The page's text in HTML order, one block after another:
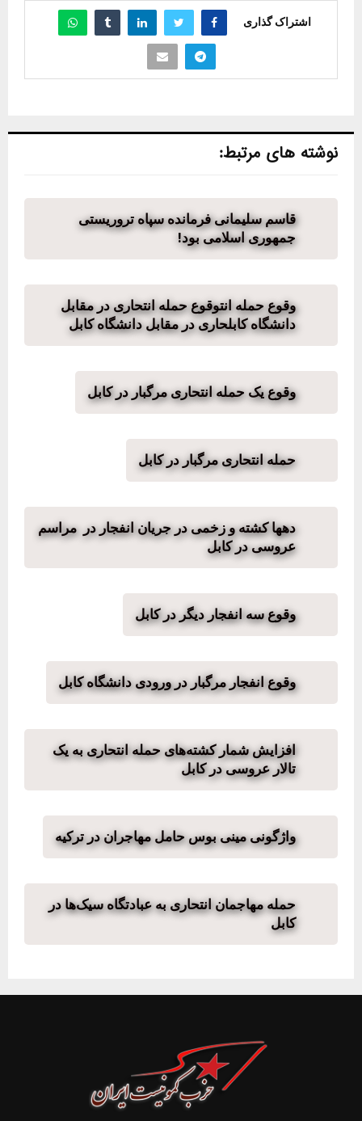
اشتراک گذاری
نوشته های مرتبط:
قاسم سلیمانی فرمانده سپاه تروریستی
جمهوری اسلامی بود!
وقوع حمله انتوقوع حمله انتحاری در مقابل
دانشگاه کابلحاری در مقابل دانشگاه کابل
وقوع یک حمله انتحاری مرگبار در کابل
حمله انتحاری مرگبار در کابل
دهها کشته و زخمی در جریان انفجار در مراسم
عروسی در کابل
وقوع سه انفجار دیگر در کابل
وقوع انفجار مرگبار در ورودی دانشگاه کابل
افزایش شمار کشته‌های حمله انتحاری به یک
تالار عروسی در کابل
واژگونی مینی بوس حامل مهاجران در ترکیه
حمله مهاجمان انتحاری به عبادتگاه سیک‌ها در
کابل